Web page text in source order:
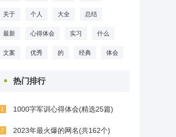
关于 个人 大全 总结
最新 心得体会 实习 什么
文案 优秀 的 经典 体会
热门排行
1 1000字军训心得体会(精选25篇)
2 2023年最火爆的网名(共162个)